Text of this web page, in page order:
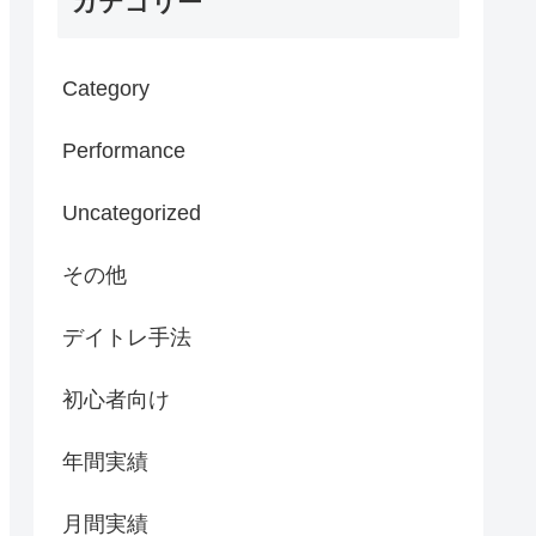
Category
Performance
Uncategorized
その他
デイトレ手法
初心者向け
年間実績
月間実績